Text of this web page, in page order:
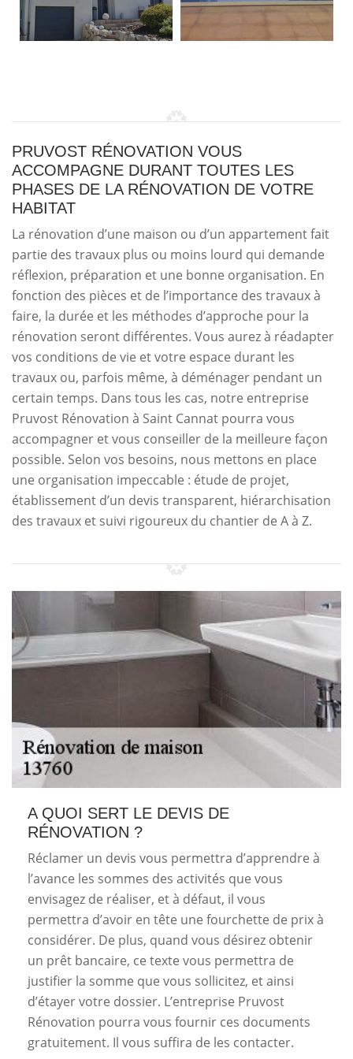
PRUVOST RÉNOVATION VOUS
ACCOMPAGNE DURANT TOUTES LES
PHASES DE LA RÉNOVATION DE VOTRE
HABITAT
La rénovation d’une maison ou d’un appartement fait
partie des travaux plus ou moins lourd qui demande
réflexion, préparation et une bonne organisation. En
fonction des pièces et de l’importance des travaux à
faire, la durée et les méthodes d’approche pour la
rénovation seront différentes. Vous aurez à réadapter
vos conditions de vie et votre espace durant les
travaux ou, parfois même, à déménager pendant un
certain temps. Dans tous les cas, notre entreprise
Pruvost Rénovation à Saint Cannat pourra vous
accompagner et vous conseiller de la meilleure façon
possible. Selon vos besoins, nous mettons en place
une organisation impeccable : étude de projet,
établissement d’un devis transparent, hiérarchisation
des travaux et suivi rigoureux du chantier de A à Z.
A QUOI SERT LE DEVIS DE
RÉNOVATION ?
Réclamer un devis vous permettra d’apprendre à
l’avance les sommes des activités que vous
envisagez de réaliser, et à défaut, il vous
permettra d’avoir en tête une fourchette de prix à
considérer. De plus, quand vous désirez obtenir
un prêt bancaire, ce texte vous permettra de
justifier la somme que vous sollicitez, et ainsi
d’étayer votre dossier. L’entreprise Pruvost
Rénovation pourra vous fournir ces documents
gratuitement. Il vous suffira de les contacter.